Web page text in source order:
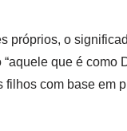
próprios, o
que é como
filhos com base em